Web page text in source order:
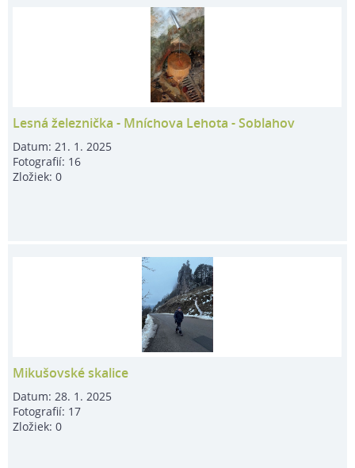
Lesná železnička - Mníchova Lehota - Soblahov
Datum:21. 1. 2025
Fotografií: 16
Zložiek:0
Mikušovské skalice
Datum:28. 1. 2025
Fotografií: 17
Zložiek:0